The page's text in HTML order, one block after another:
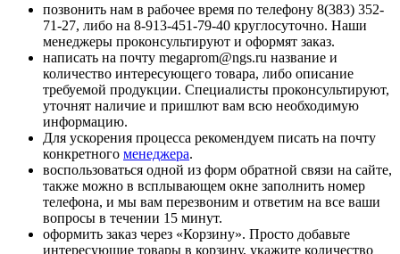
позвонить нам в рабочее время по телефону 8(383) 352-
71-27, либо на 8-913-451-79-40 круглосуточно. Наши
менеджеры проконсультируют и оформят заказ.
написать на почту megaprom@ngs.ru название и
количество интересующего товара, либо описание
требуемой продукции. Специалисты проконсультируют,
уточнят наличие и пришлют вам всю необходимую
информацию.
Для ускорения процесса рекомендуем писать на почту
конкретного менеджера.
воспользоваться одной из форм обратной связи на сайте,
также можно в всплывающем окне заполнить номер
телефона, и мы вам перезвоним и ответим на все ваши
вопросы в течении 15 минут.
оформить заказ через «Корзину». Просто добавьте
интересующие товары в корзину, укажите количество